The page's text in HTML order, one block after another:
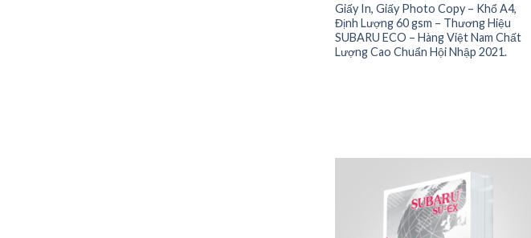
Giấy In, Giấy Photo Copy – Khổ A4,
Định Lượng 60 gsm – Thương Hiệu
SUBARU ECO – Hàng Việt Nam Chất
Lượng Cao Chuẩn Hội Nhập 2021.